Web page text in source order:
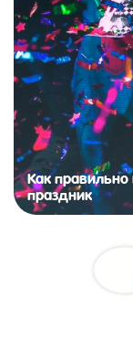
Как
праздник